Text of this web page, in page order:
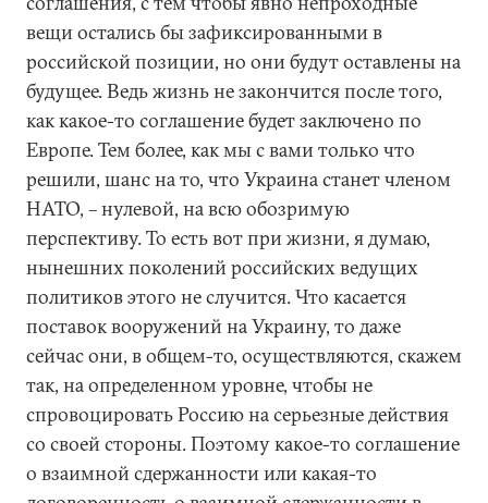
вещи остались бы зафиксированными в
российской позиции, но они будут оставлены на
будущее. Ведь жизнь не закончится после того,
как какое-то соглашение будет заключено по
Европе. Тем более, как мы с вами только что
решили, шанс на то, что Украина станет членом
НАТО, – нулевой, на всю обозримую
перспективу. То есть вот при жизни, я думаю,
нынешних поколений российских ведущих
политиков этого не случится. Что касается
поставок вооружений на Украину, то даже
сейчас они, в общем-то, осуществляются, скажем
так, на определенном уровне, чтобы не
спровоцировать Россию на серьезные действия
со своей стороны. Поэтому какое-то соглашение
о взаимной сдержанности или какая-то